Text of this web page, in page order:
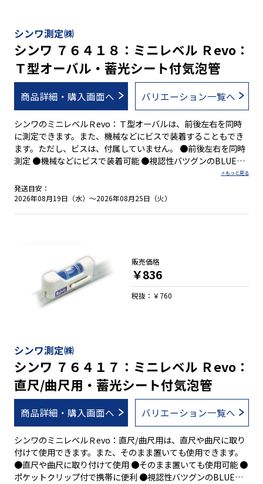
シンワ測定㈱
シンワ ７６４１８：ミニレベル Ｒevo：
Ｔ型オーバル・蓄光シート付気泡管
商品詳細・購入画面へ バリエーション一覧へ
シンワのミニレベルＲevo：Ｔ型オーバルは、前後左右を同時
に測定できます。また、機械などにビスで装着することもでき
ます。ただし、ビスは、付属していません。 ●前後左右を同時
測定 ●機械などにビスで装着可能 ●視認性バツグンのBLUE
発送目安：
2026年08月19日（水）～2026年08月25日（火）
シンワ測定㈱
シンワ ７６４１７：ミニレベル Ｒevo：
直尺/曲尺用・蓄光シート付気泡管
商品詳細・購入画面へ バリエーション一覧へ
シンワのミニレベルＲevo：直尺/曲尺用は、直尺や曲尺に取り
付けて使用できます。また、そのまま置いても使用できます。
●直尺や曲尺に取り付けて使用 ●そのまま置いても使用可能 ●
ポケットクリップ付で携帯に便利 ●視認性バツグンのBLUE
販売価格
￥836
税抜：￥760